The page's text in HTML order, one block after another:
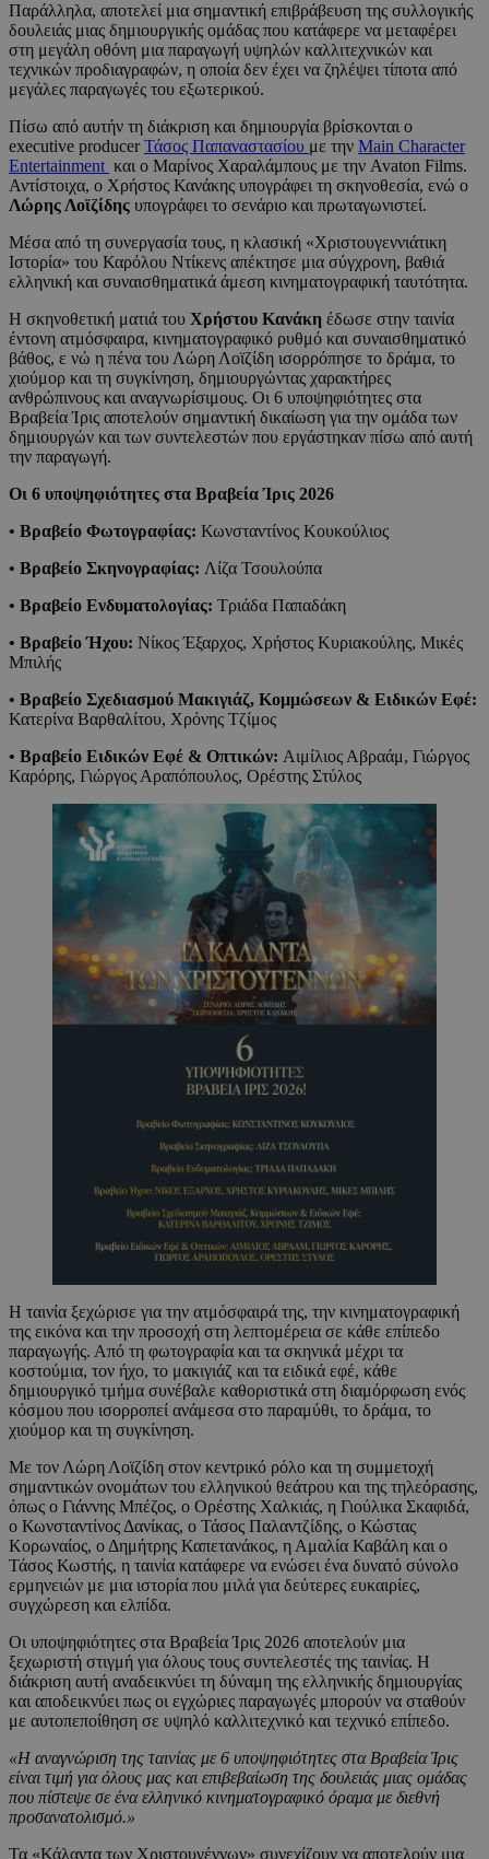
Παράλληλα, αποτελεί μια σημαντική επιβράβευση της συλλογικής
δουλειάς μιας δημιουργικής ομάδας που κατάφερε να μεταφέρει
στη μεγάλη οθόνη μια παραγωγή υψηλών καλλιτεχνικών και
τεχνικών προδιαγραφών, η οποία δεν έχει να ζηλέψει τίποτα από
μεγάλες παραγωγές του εξωτερικού.
Πίσω από αυτήν τη διάκριση και δημιουργία βρίσκονται ο
executive producerΤάσος Παπαναστασίου με την Main Character
Entertainment και ο Μαρίνος Χαραλάμπους με την Avaton Films.
Αντίστοιχα, ο Χρήστος Κανάκης υπογράφει τη σκηνοθεσία, ενώ ο
Λώρης Λοϊζίδης υπογράφει το σενάριο και πρωταγωνιστεί.
Μέσα από τη συνεργασία τους, η κλασική «Χριστουγεννιάτικη
Ιστορία» του Καρόλου Ντίκενς απέκτησε μια σύγχρονη, βαθιά
ελληνική και συναισθηματικά άμεση κινηματογραφική ταυτότητα.
Η σκηνοθετική ματιά του Χρήστου Κανάκη έδωσε στην ταινία
έντονη ατμόσφαιρα, κινηματογραφικό ρυθμό και συναισθηματικό
βάθος, ε νώ η πένα του Λώρη Λοϊζίδη ισορρόπησε το δράμα, το
χιούμορ και τη συγκίνηση, δημιουργώντας χαρακτήρες
ανθρώπινους και αναγνωρίσιμους. Οι 6 υποψηφιότητες στα
Βραβεία Ίρις αποτελούν σημαντική δικαίωση για την ομάδα των
δημιουργών και των συντελεστών που εργάστηκαν πίσω από αυτή
την παραγωγή.
Οι 6 υποψηφιότητες στα Βραβεία Ίρις 2026
• Βραβείο Φωτογραφίας: Κωνσταντίνος Κουκούλιος
• Βραβείο Σκηνογραφίας: Λίζα Τσουλούπα
• Βραβείο Ενδυματολογίας: Τριάδα Παπαδάκη
• Βραβείο Ήχου: Νίκος Έξαρχος, Χρήστος Κυριακούλης, Μικές
Μπιλής
• Βραβείο Σχεδιασμού Μακιγιάζ, Κομμώσεων & Ειδικών Εφέ:
Κατερίνα Βαρθαλίτου, Χρόνης Τζίμος
• Βραβείο Ειδικών Εφέ & Οπτικών: Αιμίλιος Αβραάμ, Γιώργος
Καρόρης, Γιώργος Αραπόπουλος, Ορέστης Στύλος
Η ταινία ξεχώρισε για την ατμόσφαιρά της, την κινηματογραφική
της εικόνα και την προσοχή στη λεπτομέρεια σε κάθε επίπεδο
παραγωγής. Από τη φωτογραφία και τα σκηνικά μέχρι τα
κοστούμια, τον ήχο, το μακιγιάζ και τα ειδικά εφέ, κάθε
δημιουργικό τμήμα συνέβαλε καθοριστικά στη διαμόρφωση ενός
κόσμου που ισορροπεί ανάμεσα στο παραμύθι, το δράμα, το
χιούμορ και τη συγκίνηση.
Με τον Λώρη Λοϊζίδη στον κεντρικό ρόλο και τη συμμετοχή
σημαντικών ονομάτων του ελληνικού θεάτρου και της τηλεόρασης,
όπως ο Γιάννης Μπέζος, ο Ορέστης Χαλκιάς, η Γιούλικα Σκαφιδά,
ο Κωνσταντίνος Δανίκας, ο Τάσος Παλαντζίδης, ο Κώστας
Κορωναίος, ο Δημήτρης Καπετανάκος, η Αμαλία Καβάλη και ο
Τάσος Κωστής, η ταινία κατάφερε να ενώσει ένα δυνατό σύνολο
ερμηνειών με μια ιστορία που μιλά για δεύτερες ευκαιρίες,
συγχώρεση και ελπίδα.
Οι υποψηφιότητες στα Βραβεία Ίρις 2026 αποτελούν μια
ξεχωριστή στιγμή για όλους τους συντελεστές της ταινίας. Η
διάκριση αυτή αναδεικνύει τη δύναμη της ελληνικής δημιουργίας
και αποδεικνύει πως οι εγχώριες παραγωγές μπορούν να σταθούν
με αυτοπεποίθηση σε υψηλό καλλιτεχνικό και τεχνικό επίπεδο.
«Η αναγνώριση της ταινίας με 6 υποψηφιότητες στα Βραβεία Ίρις
είναι τιμή για όλους μας και επιβεβαίωση της δουλειάς μιας ομάδας
που πίστεψε σε ένα ελληνικό κινηματογραφικό όραμα με διεθνή
προσανατολισμό.»
Τα «Κάλαντα των Χριστουγέννων» συνεχίζουν να αποτελούν μια